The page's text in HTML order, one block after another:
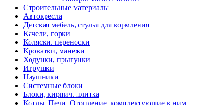
Строительные материалы
Автокресла
Детская мебель, стулья для кормления
Качели, горки
Коляски. переноски
Кроватки, манежи
Ходунки, прыгунки
Игрушки
Наушники
Системные блоки
Блоки, кирпич. плитка
Котлы, Печи, Отопление, комплектующие к ним